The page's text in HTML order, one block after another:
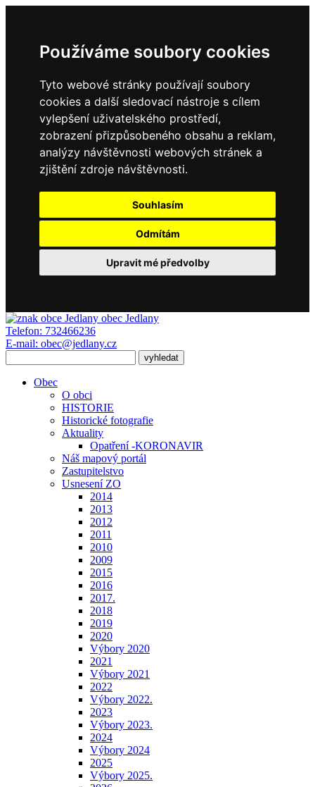
Používáme soubory cookies
Tyto webové stránky používají soubory
cookies a další sledovací nástroje s cílem
vylepšení uživatelského prostředí,
zobrazení přizpůsobeného obsahu a reklam,
analýzy návštěvnosti webových stránek a
zjištění zdroje návštěvnosti.
Souhlasím
Odmítám
Upravit mé předvolby
obec Jedlany
Telefon: 732466236
E-mail: obec@jedlany.cz
Obec
O obci
HISTORIE
Historické fotografie
Aktuality
Opatření -KORONAVIR
Náš mapový portál
Zastupitelstvo
Usnesení ZO
2014
2013
2012
2011
2010
2009
2015
2016
2017.
2018
2019
2020
Výbory 2020
2021
Výbory 2021
2022
Výbory 2022.
2023
Výbory 2023.
2024
Výbory 2024
2025
Výbory 2025.